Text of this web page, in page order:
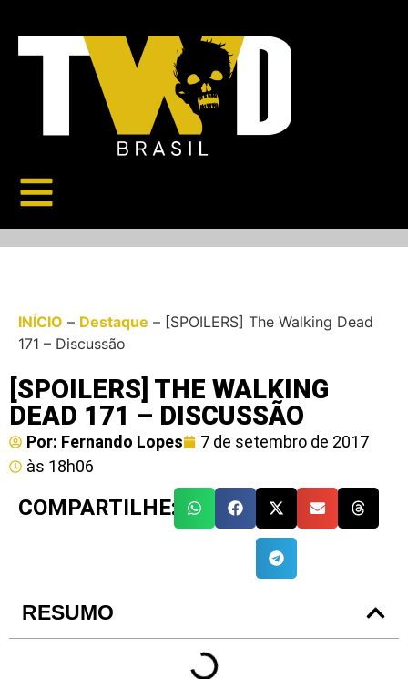
INÍCIO – Destaque – [SPOILERS] The Walking Dead
171 – Discussão
[SPOILERS] THE WALKING
DEAD 171 – DISCUSSÃO
Por: Fernando Lopes
7 de setembro de 2017
às 18h06
COMPARTILHE:
RESUMO